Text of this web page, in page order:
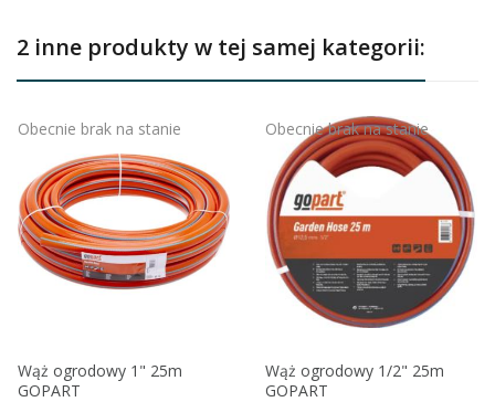
2 inne produkty w tej samej kategorii:
Obecnie brak na stanie
Wąż ogrodowy 1" 25m
GOPART
Obecnie brak na stanie
Wąż ogrodowy 1/2" 25m
GOPART